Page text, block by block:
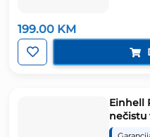
199.00 KM
Einhell
nečistu